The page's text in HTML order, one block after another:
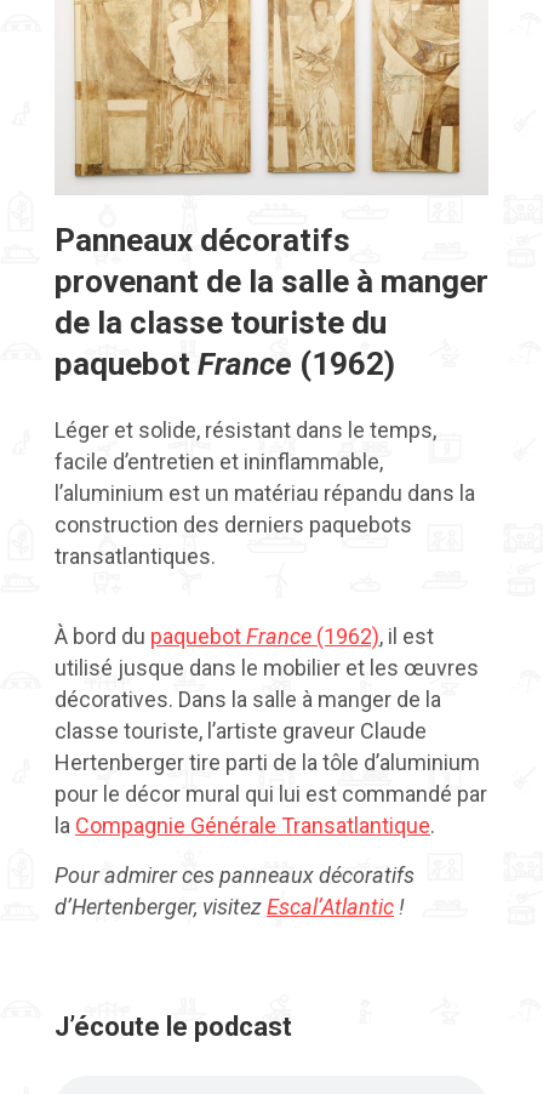
Panneaux décoratifs
provenant de la salle à manger
de la classe touriste du
paquebot France (1962)
Léger et solide, résistant dans le temps,
facile d’entretien et ininflammable,
l’aluminium est un matériau répandu dans la
construction des derniers paquebots
transatlantiques.
À bord du paquebotFrance (1962), il est
utilisé jusque dans le mobilier et les œuvres
décoratives. Dans la salle à manger de la
classe touriste, l’artiste graveur Claude
Hertenberger tire parti de la tôle d’aluminium
pour le décor mural qui lui est commandé par
la Compagnie Générale Transatlantique.
Pour admirer ces panneaux décoratifs
d’Hertenberger, visitezEscal’Atlantic!
J’écoute le podcast